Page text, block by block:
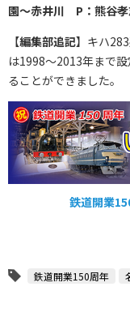
園～赤井川 P：熊谷
【編集部追記】キハ
は1998～2013年まで
ることができました。
鉄道開業
鉄道開業150周年